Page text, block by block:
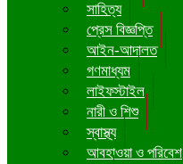
সাহিত্য
প্রেস বিজ্ঞপ্তি
আইন-আদালত
গণমাধ্যম
লাইফস্টাইল
নারী ও শিশু
স্বাস্থ্য
আবহাওয়া ও পরিবেশ